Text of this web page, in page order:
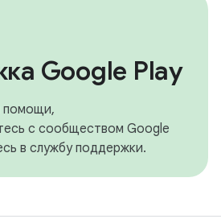
Google Play
помощи,
с сообществом Google
в службу поддержки.